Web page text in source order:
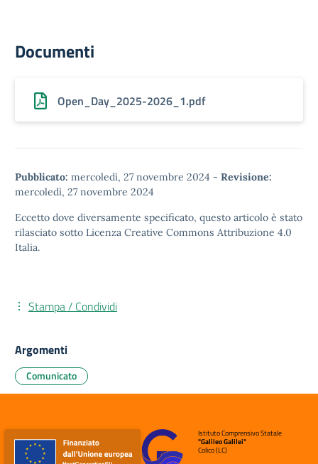
Documenti
Open_Day_2025-2026_1.pdf
Pubblicato: mercoledì, 27 novembre 2024 - Revisione:
mercoledì, 27 novembre 2024
Eccetto dove diversamente specificato, questo articolo è stato
rilasciato sotto Licenza Creative Commons Attribuzione 4.0
Italia.
Stampa / Condividi
Argomenti
Comunicato
Istituto Comprensivo Statale
"Galileo Galilei"
Colico (LC)